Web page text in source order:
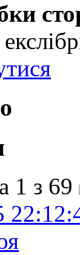
1 з 69